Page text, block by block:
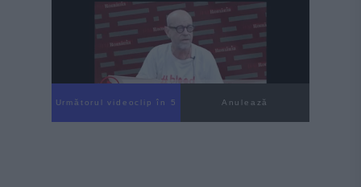
Următorul videoclip în 4 Anulează